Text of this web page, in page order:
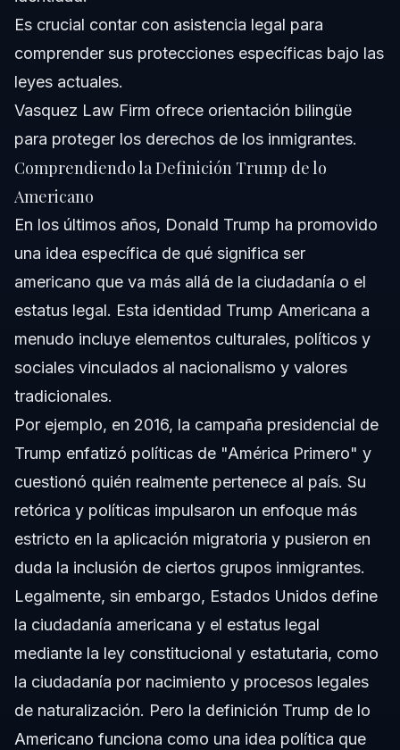
Es crucial contar con asistencia legal para
comprender sus protecciones específicas bajo las
leyes actuales.
Vasquez Law Firm ofrece orientación bilingüe
para proteger los derechos de los inmigrantes.
Comprendiendo la Definición Trump de lo
Americano
En los últimos años, Donald Trump ha promovido
una idea específica de qué significa ser
americano que va más allá de la ciudadanía o el
estatus legal. Esta identidad Trump Americana a
menudo incluye elementos culturales, políticos y
sociales vinculados al nacionalismo y valores
tradicionales.
Por ejemplo, en 2016, la campaña presidencial de
Trump enfatizó políticas de "América Primero" y
cuestionó quién realmente pertenece al país. Su
retórica y políticas impulsaron un enfoque más
estricto en la aplicación migratoria y pusieron en
duda la inclusión de ciertos grupos inmigrantes.
Legalmente, sin embargo, Estados Unidos define
la ciudadanía americana y el estatus legal
mediante la ley constitucional y estatutaria, como
la ciudadanía por nacimiento y procesos legales
de naturalización. Pero la definición Trump de lo
Americano funciona como una idea política que